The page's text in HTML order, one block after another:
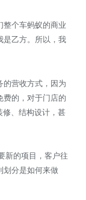
整个车蚂蚁的商业
是乙方。所以，我
的营收方式，因为
费的，对于门店的
修、结构设计，甚
新的项目，客户往
划分是如何来做